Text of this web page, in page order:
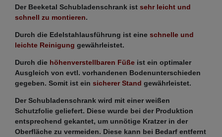
Der Beeketal Schubladenschrank ist sehr leicht und
schnell zu montieren.
Durch die Edelstahlausführung ist eine schnelle und
leichte Reinigung gewährleistet.
Durch die höhenverstellbaren Füße ist ein optimaler
Ausgleich von evtl. vorhandenen Bodenunterschieden
gegeben. Somit ist ein sicherer Stand gewährleistet.
Der Schubladenschrank wird mit einer weißen
Schutzfolie geliefert. Diese wurde bei der Produktion
entsprechend gekantet, um unnötige Kratzer in der
Oberfläche zu vermeiden. Diese kann bei Bedarf entfernt